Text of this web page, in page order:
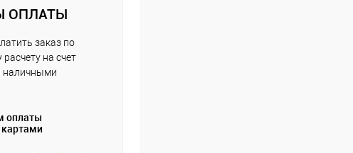
ОПЛАТЫ
заказ по
на счет
наличными
оплаты